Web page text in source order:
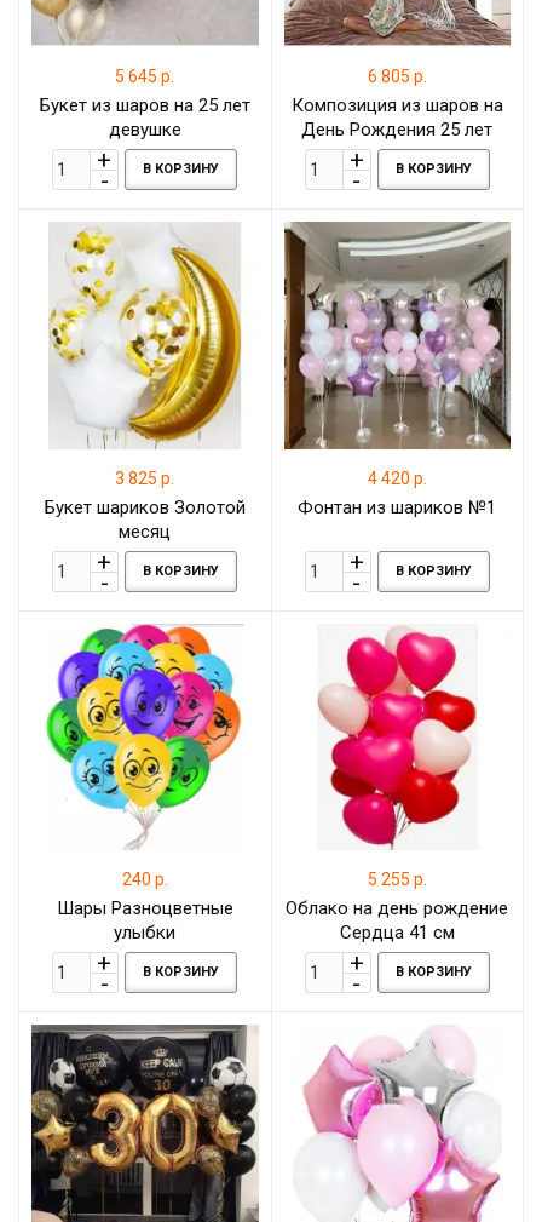
5 645 р.
Букет из шаров на 25 лет
девушке
В КОРЗИНУ
6 805 р.
Композиция из шаров на
День Рождения 25 лет
девушке
В КОРЗИНУ
3 825 р.
Букет шариков Золотой
месяц
В КОРЗИНУ
4 420 р.
Фонтан из шариков №1
В КОРЗИНУ
240 р.
Шары Разноцветные
улыбки
В КОРЗИНУ
5 255 р.
Облако на день рождение
Сердца 41 см
В КОРЗИНУ